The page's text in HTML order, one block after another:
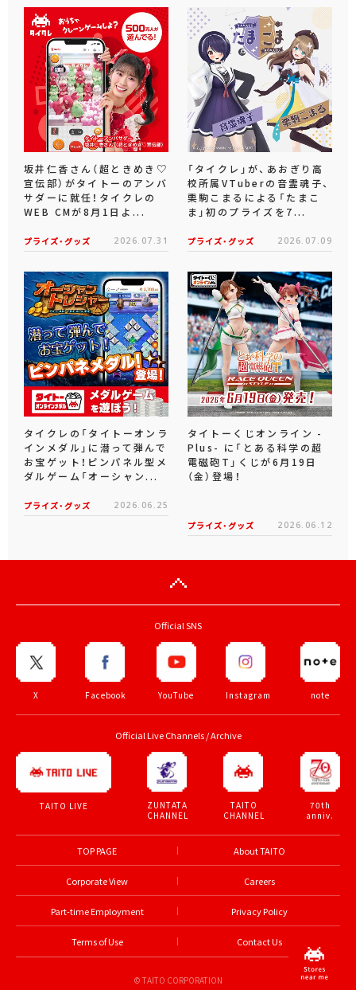
坂井仁香さん（超ときめき♡
宣伝部）がタイトーのアンバ
サダーに就任！タイクレの
WEB CMが8月1日よ...
プライズ・グッズ 2026.07.31
「タイクレ」が、あおぎり高
校所属VTuberの音霊魂子、
栗駒こまるによる「たまこ
ま」初のプライズを7...
プライズ・グッズ 2026.07.09
タイクレの「タイトーオンラ
インメダル」に潜って弾んで
お宝ゲット！ピンパネル型メ
ダルゲーム「オーシャン...
プライズ・グッズ 2026.06.25
タイトーくじオンライン -
Plus- に「とある科学の超
電磁砲T」くじが6月19日
（金）登場！
プライズ・グッズ 2026.06.12
Official SNS
X Facebook YouTube Instagram note
Official Live Channels / Archive
TAITO LIVE
ZUNTATA
CHANNEL
TAITO
CHANNEL
70th
anniv.
TOP PAGE About TAITO
Corporate View Careers
Part-time Employment Privacy Policy
Terms of Use Contact Us
© TAITO CORPORATION